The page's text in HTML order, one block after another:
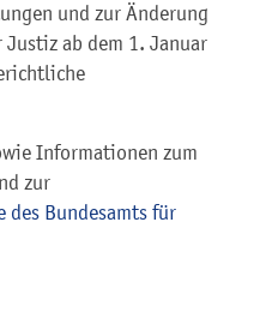
und zur Änderung
ab dem 1. Januar
Informationen zum
zur
Bundesamts für